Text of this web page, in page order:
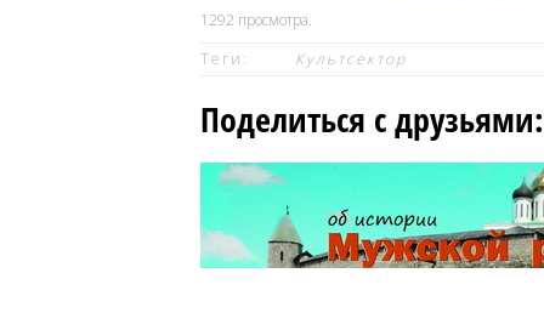
1292 просмотра.
Теги:
Культсектор
Поделиться с друзьями: